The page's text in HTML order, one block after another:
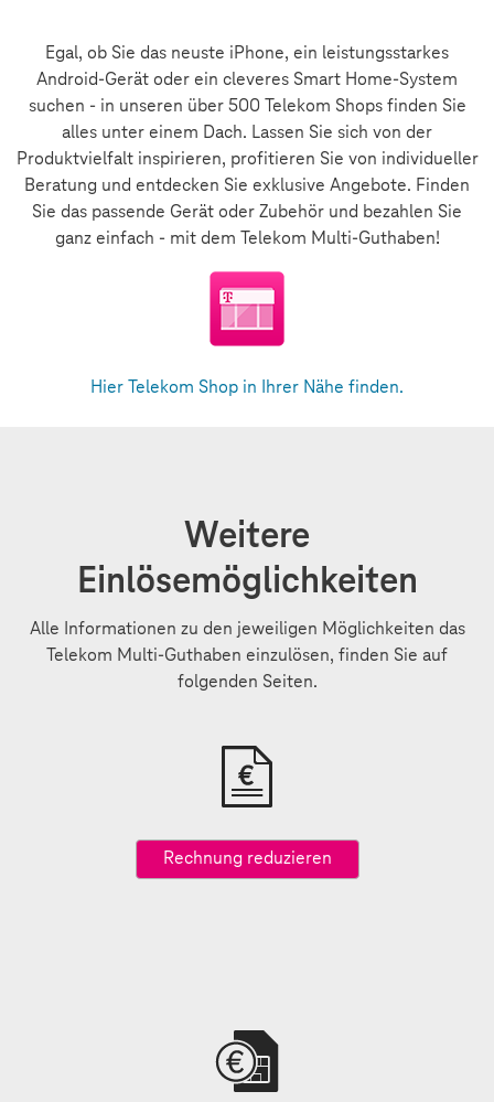
Egal, ob Sie das neuste iPhone, ein leistungsstarkes
Android-Gerät oder ein cleveres Smart Home-System
suchen - in unseren über 500 Telekom Shops finden Sie
alles unter einem Dach. Lassen Sie sich von der
Produktvielfalt inspirieren, profitieren Sie von individueller
Beratung und entdecken Sie exklusive Angebote. Finden
Sie das passende Gerät oder Zubehör und bezahlen Sie
ganz einfach - mit dem Telekom Multi-Guthaben!
Hier Telekom Shop in Ihrer Nähe finden.
Weitere
Einlösemöglichkeiten
Alle Informationen zu den jeweiligen Möglichkeiten das
Telekom Multi-Guthaben einzulösen, finden Sie auf
folgenden Seiten.
Rechnung reduzieren